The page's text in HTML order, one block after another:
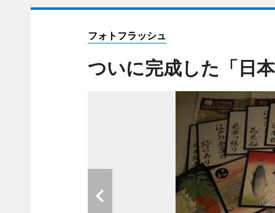
フォトフラッシュ
ついに完成した「日